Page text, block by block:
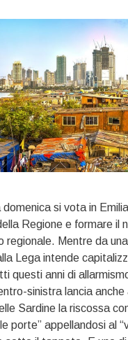
domenica si vota in
Regione e formare il
regionale. Mentre da
Lega intende
questi anni di
sinistra lancia
Sardine la riscossa
porte” appellandosi al